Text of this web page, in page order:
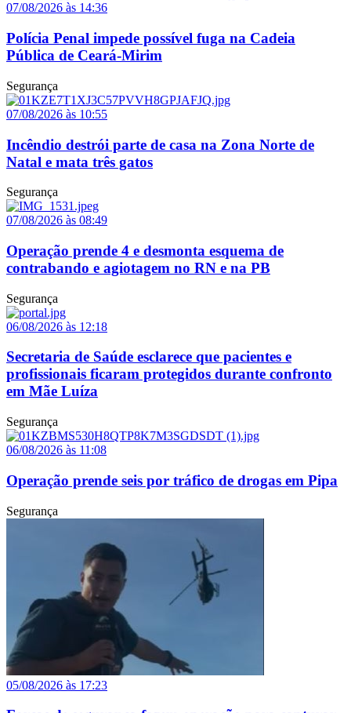
07/08/2026 às 14:36
Polícia Penal impede possível fuga na Cadeia
Pública de Ceará-Mirim
Segurança
07/08/2026 às 10:55
Incêndio destrói parte de casa na Zona Norte de
Natal e mata três gatos
Segurança
07/08/2026 às 08:49
Operação prende 4 e desmonta esquema de
contrabando e agiotagem no RN e na PB
Segurança
06/08/2026 às 12:18
Secretaria de Saúde esclarece que pacientes e
profissionais ficaram protegidos durante confronto
em Mãe Luíza
Segurança
06/08/2026 às 11:08
Operação prende seis por tráfico de drogas em Pipa
Segurança
05/08/2026 às 17:23